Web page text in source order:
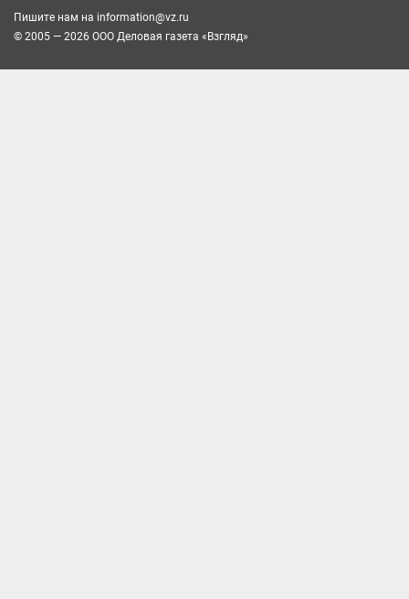
Пишите нам на information@vz.ru
© 2005 — 2026 ООО Деловая газета «Взгляд»